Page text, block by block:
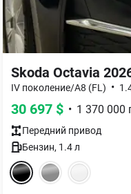
Skoda Octavia
IV поколение/A8 (FL) •
30 697 $ • 1 370 000
Передний привод
Бензин, 1.4л